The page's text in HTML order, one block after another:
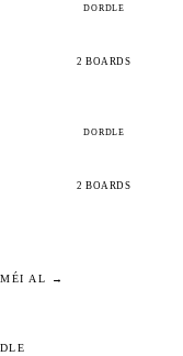
DORDLE
2 BOARDS
DORDLE
2 BOARDS
MÉI AL →